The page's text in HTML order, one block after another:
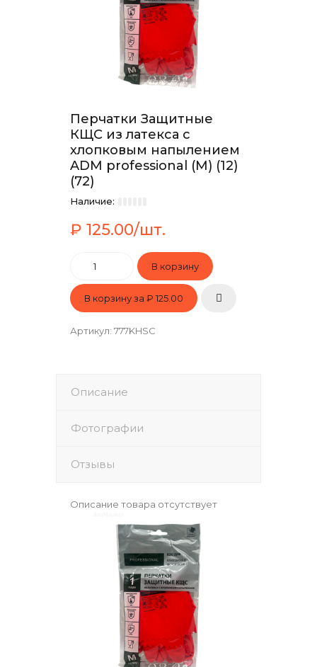
Перчатки Защитные
КЩС из латекса с
хлопковым напылением
ADM professional (М) (12)
(72)
Наличие:
₽ 125.00/шт.
В корзину за ₽ 125.00
Артикул: 777KHSC
Описание
Фотографии
Отзывы
Описание товара отсутствует